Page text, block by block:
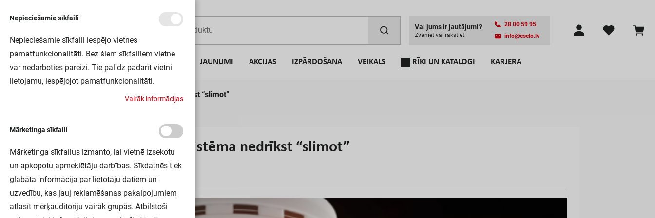
Vai jumsirjautājumi?
Zvaniet vai ra kstiet
28 00 59 95
info@eselo.lv
JAUNUMI AKCIJAS IZPĀRDOŠANA VEIKALS RĪKI UN KATALOGI KARJERA
Ugunsdrošības sistēma nedrīkst “slimot”
Ugunsdrošības sistēma nedrīkst “slimot”
28.07.21
Nepieciešamie sīkfaili
Nepieciešamie sīkfaili iespējo vietnes
pamatfunkcionalitāti. Bez šiem sīkfailiem vietne
var nedarboties pareizi. Tie palīdz padarīt vietni
lietojamu, iespējojot pamatfunkcionalitāti.
Vairāk informācijas
Mārketinga sīkfaili
Mārketinga sīkfailus izmanto, lai vietnē izsekotu
un apkopotu apmeklētāju darbības. Sīkdatnēs tiek
glabāta informācija par lietotāju datiem un
uzvedību, kas ļauj reklamēšanas pakalpojumiem
atlasīt mērķauditoriju vairāk grupās. Atbilstoši